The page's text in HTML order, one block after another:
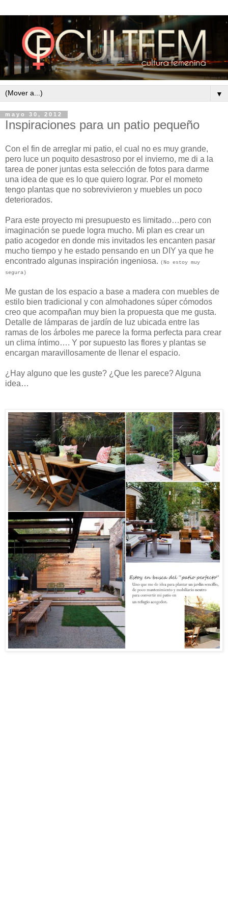
▼
mayo 30, 2012
Inspiraciones para un patio pequeño
Con el fin de arreglar mi patio, el cual no es muy grande,
pero luce un poquito desastroso por el invierno, me di a la
tarea de poner juntas esta selección de fotos para darme
una idea de que es lo que quiero lograr. Por el mometo
tengo plantas que no sobrevivieron y muebles un poco
deteriorados.
Para este proyecto mi presupuesto es limitado…pero con
imaginación se puede logra mucho. Mi plan es crear un
patio acogedor en donde mis invitados les encanten pasar
mucho tiempo y he estado pensando en un DIY ya que he
encontrado algunas inspiración ingeniosa. (No estoy muy
segura)
Me gustan de los espacio a base a madera con muebles de
estilo bien tradicional y con almohadones súper cómodos
creo que acompañan muy bien la propuesta que me gusta.
Detalle de lámparas de jardín de luz ubicada entre las
ramas de los árboles me parece la forma perfecta para crear
un clima íntimo…. Y por supuesto las flores y plantas se
encargan maravillosamente de llenar el espacio.
¿Hay alguno que les guste? ¿Que les parece? Alguna
idea…